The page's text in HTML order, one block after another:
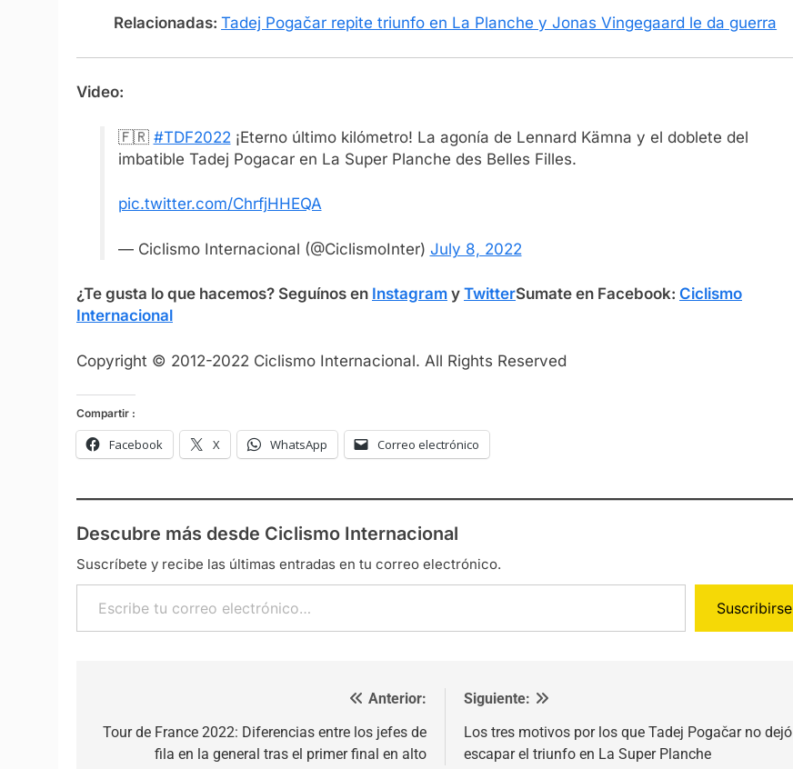
Relacionadas:Tadej Pogačar repite triunfo en La Planche y Jonas Vingegaard le da guerra
Video:
🇫🇷 #TDF2022 ¡Eterno último kilómetro! La agonía de Lennard Kämna y el doblete del
imbatible Tadej Pogacar en La Super Planche des Belles Filles.
pic.twitter.com/ChrfjHHEQA
— Ciclismo Internacional (@CiclismoInter) July 8, 2022
¿Te gusta lo que hacemos? Seguínos en Instagram y TwitterSumate en Facebook: Ciclismo
Internacional
Copyright © 2012-2022 Ciclismo Internacional. All Rights Reserved
Compartir :
Facebook X WhatsApp Correo electrónico
Descubre más desde Ciclismo Internacional
Suscríbete y recibe las últimas entradas en tu correo electrónico.
Escribe tu correo electrónico…
Suscribirse
Anterior:
Tour de France 2022: Diferencias entre los jefes de
fila en la general tras el primer final en alto
Siguiente:
Los tres motivos por los que Tadej Pogačar no dejó
escapar el triunfo en La Super Planche